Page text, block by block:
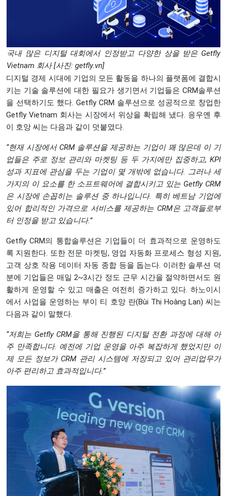
국내 많은 디지털 대회에서 인정받고 다양한 상을 받은 Getfly
Vietnam 회사 [사진: getfly.vn]
디지털 경제 시대에 기업의 모든 활동을 하나의 플랫폼에 결합시
키는 기술 솔루션에 대한 필요가 생기면서 기업들은 CRM솔루션
을 선택하기도 했다. Getfly CRM 솔루션으로 성공적으로 창업한
Getfly Vietnam 회사는 시장에서 위상을 확립해 냈다. 응우옌 후
이 호앙 씨는 다음과 같이 덧붙였다.
“현재 시장에서CRM 솔루션을 제공하는 기업이 꽤 많은데 이 기
업들은 주로 정보 관리와 마켓팅 등 두 가지에만 집중하고, KPI
성과 지표에 관심을 두는 기업이 몇 개밖에 없습니다. 그러나 세
가지의 이 요소를 한 소프트웨어에 결합시키고 있는 Getfly CRM
은 시장에 손꼽히는 솔루션 중 하나입니다. 특히 베트남 기업에
있어 합리적인 가격으로 서비스를 제공하는 CRM은 고객들로부
터 인정을 받고 있습니다.”
Getfly CRM의 통합솔루션은 기업들이 더 효과적으로 운영하도
록 지원한다. 또한 전문 마켓팅, 영업 자동화 프로세스 형성 지원,
고객 상호 작용 데이터 자동 종합 등을 돕는다. 이러한 솔루션 덕
분에 기업들은 매일 2~3시간 정도 근무 시간을 절약하면서도 원
활하게 운영할 수 있고 매출은 여전히 증가하고 있다. 하노이시
에서 사업을 운영하는 부이 티 호앙 란(Bùi Thị Hoàng Lan) 씨는
다음과 같이 말했다.
“저희는 Getfly CRM을 통해 진행된 디지털 전환 과정에 대해 아
주 만족합니다. 예전에 기업 운영을 아주 복잡하게 했었지만 이
제 모든 정보가CRM 관리 시스템에 저장되고 있어 관리업무가
아주 편리하고 효과적입니다.”